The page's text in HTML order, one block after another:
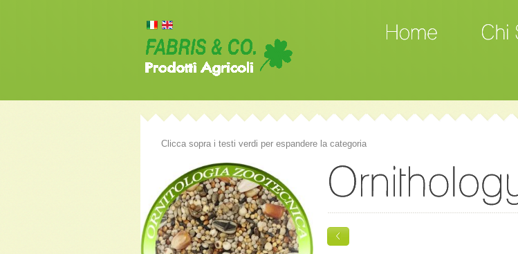
Clicca sopra i testi verdi per espandere la categoria